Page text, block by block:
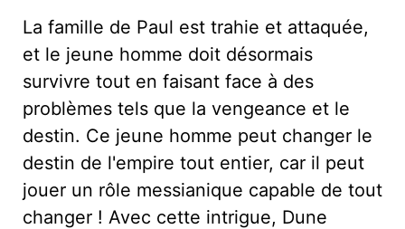
La famille de Paul est trahie et attaquée,
et le jeune homme doit désormais
survivre tout en faisant face à des
problèmes tels que la vengeance et le
destin. Ce jeune homme peut changer le
destin de l'empire tout entier, car il peut
jouer un rôle messianique capable de tout
changer ! Avec cette intrigue, Dune